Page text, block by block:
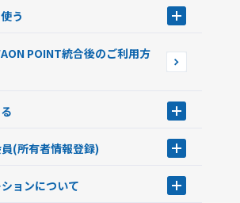
う
ついて
POINT統合後のご利用方
ージする
(所有者情報登録)
会員登録に伴う個人データの共同利用のお知
ョンについて